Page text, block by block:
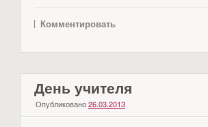
Комментировать
День учителя
Опубликовано 26.03.2013